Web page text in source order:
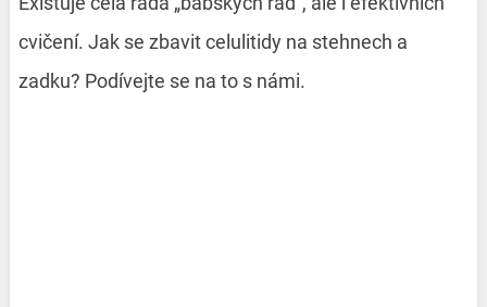
cvičení. Jak se zbavit celulitidy na stehnech a
zadku? Podívejte se na to s námi.